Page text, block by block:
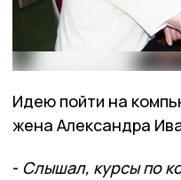
Идею пойти на
жена Александра
- Слышал, курсы по